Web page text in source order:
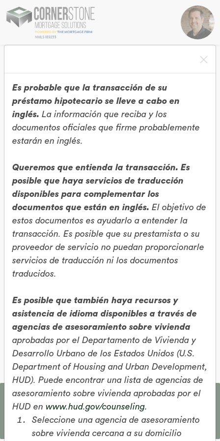
Comprar Una Casa Refinanciar Una Casa
Líquido De Su
Vivienda
Cornerstone Mortgage Solutions | NMLS ID 189233
NMLS Consumer Access
Es probable que la transacción de su
préstamo hipotecario se lleve a cabo en
inglés. La información que reciba y los
documentos oficiales que firme probablemente
estarán en inglés.
Queremos que entienda la transacción. Es
posible que haya servicios de traducción
disponibles para complementar los
documentos que están en inglés. El objetivo de
estos documentos es ayudarlo a entender la
transacción. Es posible que su prestamista o su
proveedor de servicio no puedan proporcionarle
servicios de traducción ni los documentos
traducidos.
Es posible que también haya recursos y
asistencia de idioma disponibles a través de
agencias de asesoramiento sobre vivienda
aprobadas por el Departamento de Vivienda y
Desarrollo Urbano de los Estados Unidos (U.S.
Department of Housing and Urban Development,
HUD). Puede encontrar una lista de agencias de
asesoramiento sobre vivienda aprobadas por el
HUD en www.hud.gov/counseling.
Seleccione una agencia de asesoramiento
sobre vivienda cercana a su domicilio
Este sitio y nuestros proveedores de servicios utilizan cookies para
mejorar la experiencia del sitio. Para más detalles, consulte nuestra
Política de Privacidad.
SUENA BIEN